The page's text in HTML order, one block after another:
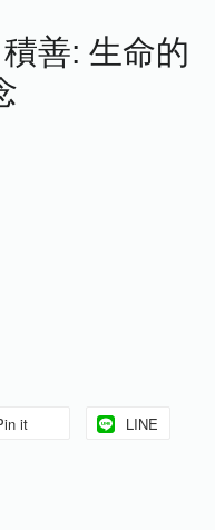
善: 生命的
it LINE